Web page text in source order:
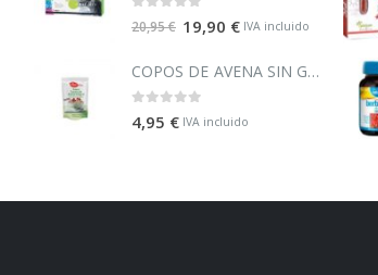
20,95€ 19,90 € IVA incluido
COPOS DE AVENA SIN GLUTEN EL GRANERO
4,95 € IVA incluido